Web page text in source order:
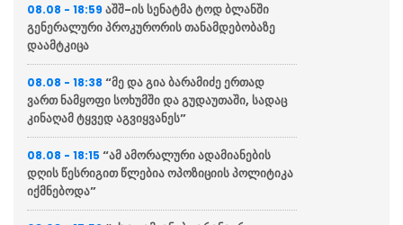
08.08 - 18:59 აშშ-ის სენატმა ტოდ ბლანში
გენერალური პროკურორის თანამდებობაზე
დაამტკიცა
08.08 - 18:38 “მე და გია ბარამიძე ერთად
ვართ ნამყოფი სოხუმში და გუდაუთაში, სადაც
კინაღამ ტყვედ აგვიყვანეს”
08.08 - 18:15 “ამ ამორალური ადამიანების
დღის წესრიგით წლებია ოპოზიციის პოლიტიკა
იქმნებოდა”